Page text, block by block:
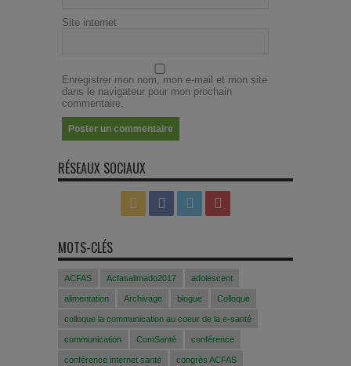
Site internet
Enregistrer mon nom, mon e-mail et mon site
dans le navigateur pour mon prochain
commentaire.
RÉSEAUX SOCIAUX
MOTS-CLÉS
ACFAS Acfasalimado2017 adolescent
alimentation Archivage blogue Colloque
colloque la communication au coeur de la e-santé
communication ComSanté conférence
conférence internet santé congrès ACFAS